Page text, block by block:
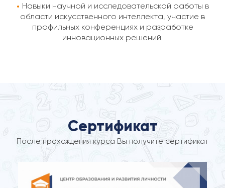
Навыки научной и исследовательской работы в
области искусственного интеллекта, участие в
профильных конференциях и разработке
инновационных решений.
Сертификат
После прохождения курса Вы получите сертификат